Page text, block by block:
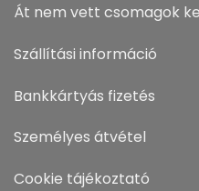
Át nem vett csomagok
Szállítási információ
Bankkártyás fizetés
Személyes átvétel
Cookie tájékoztató